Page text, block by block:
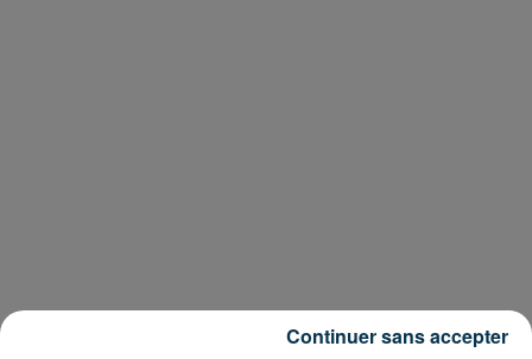
Continuer sans accepter